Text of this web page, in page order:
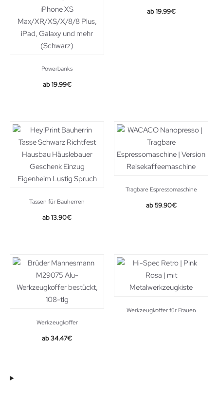
Powerbanks
19.99€
19.99€
Tassen für Bauherren
13.90€
Tragbare Espressomaschine
59.90€
Werkzeugkoffer
34.47€
Werkzeugkoffer für Frauen